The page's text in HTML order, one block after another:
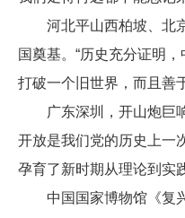
河北平山西柏坡、北京
国奠基。“历史充分证明
打破一个旧世界，而且善
广东深圳，开山炮巨响
开放是我们党的历史上一
孕育了新时期从理论到实
中国国家博物馆《复兴